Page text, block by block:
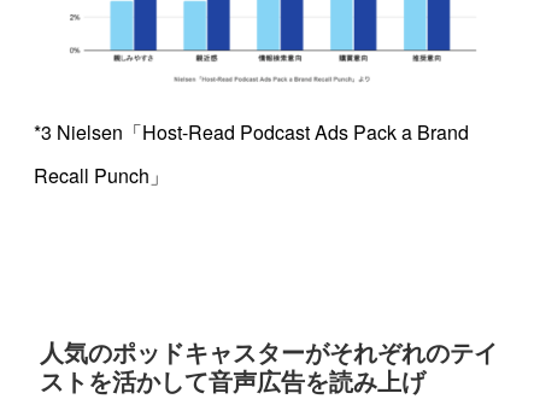
*3 Nielsen「Host-Read Podcast Ads Pack a Brand
Recall Punch」
人気のポッドキャスターがそれぞれのテイ
ストを活かして音声広告を読み上げ